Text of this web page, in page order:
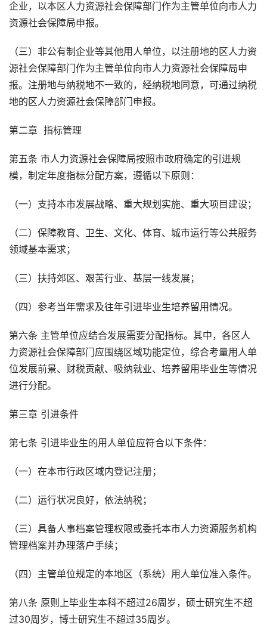
企业，以本区人力资源社会保障部门作为主管单位向市人力
资源社会保障局申报。
（三）非公有制企业等其他用人单位，以注册地的区人力资
源社会保障部门作为主管单位向市人力资源社会保障局申
报。注册地与纳税地不一致的，经纳税地同意，可通过纳税
地的区人力资源社会保障部门申报。
第二章 指标管理
第五条 市人力资源社会保障局按照市政府确定的引进规
模，制定年度指标分配方案，遵循以下原则：
（一）支持本市发展战略、重大规划实施、重大项目建设；
（二）保障教育、卫生、文化、体育、城市运行等公共服务
领域基本需求；
（三）扶持郊区、艰苦行业、基层一线发展；
（四）参考当年需求及往年引进毕业生培养留用情况。
第六条 主管单位应结合发展需要分配指标。其中，各区人
力资源社会保障部门应围绕区域功能定位，综合考量用人单
位发展前景、财税贡献、吸纳就业、培养留用毕业生等情况
进行分配。
第三章 引进条件
第七条 引进毕业生的用人单位应符合以下条件：
（一）在本市行政区域内登记注册；
（二）运行状况良好，依法纳税；
（三）具备人事档案管理权限或委托本市人力资源服务机构
管理档案并办理落户手续；
（四）主管单位规定的本地区（系统）用人单位准入条件。
第八条 原则上毕业生本科不超过26周岁，硕士研究生不超
过30周岁，博士研究生不超过35周岁。